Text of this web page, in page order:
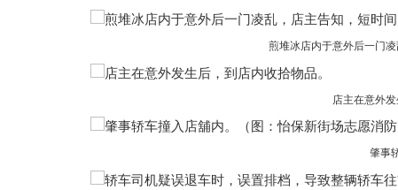
煎堆冰店内于意外后一门
店主在意外发
肇事